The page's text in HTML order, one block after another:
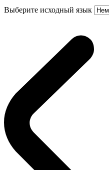
Выберите исходный язык